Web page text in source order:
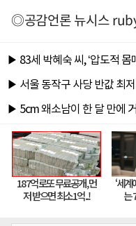
◎공감언론 뉴시스